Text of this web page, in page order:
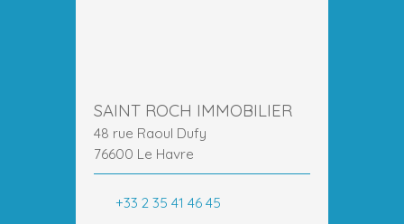
SAINT ROCH IMMOBILIER
48 rue Raoul Dufy
76600 Le Havre
+33 2 35 41 46 45